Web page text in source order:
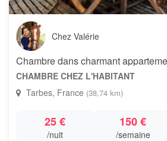
Chez Valérie
Chambre dans charmant
CHAMBRE CHEZ L'HABITANT
Tarbes, France (38,74 km)
25 €
/nuit
150 €
/semaine